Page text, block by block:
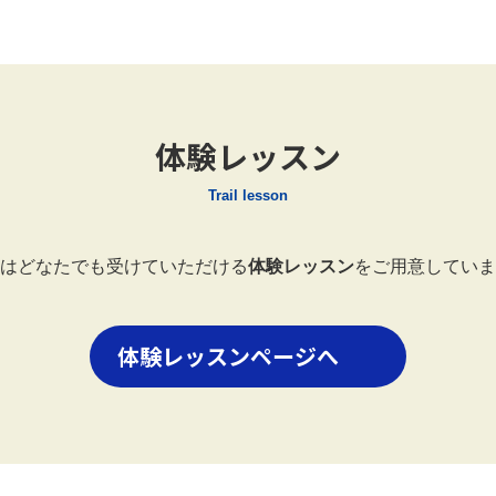
体験レッスン
Trail lesson
どなたでも受けていただける体験レッスンをご用意してい
体験レッスンページへ